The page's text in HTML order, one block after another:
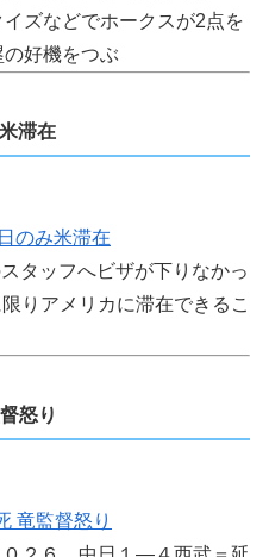
イズなどでホークスが2点を
好機をつぶ
滞在
のみ米滞在
タッフへビザが下りなかっ
りアメリカに滞在できるこ
怒り
竜監督怒り